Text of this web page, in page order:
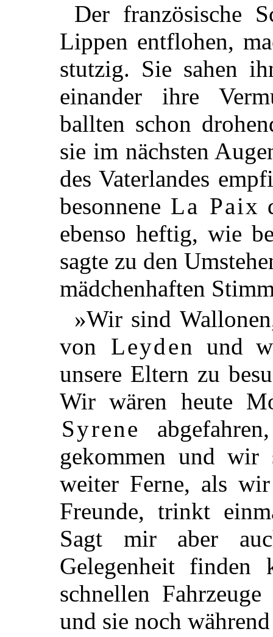
Der französische
Lippen entflohen,
stutzig. Sie sahen
einander ihre
ballten schon
sie im nächsten
des Vaterlandes
besonnene La Paix
ebenso heftig, wie
sagte zu den
mädchenhaften
»Wir sind
von
Leyden und
unsere Eltern zu
Wir wären heute
Syrene
gekommen und wir
weiter Ferne, als
Freunde, trinkt
Sagt mir aber
Gelegenheit finden
schnellen
und sie noch